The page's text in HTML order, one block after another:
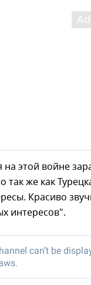
на этой войне
так же как
Красиво
интересов".